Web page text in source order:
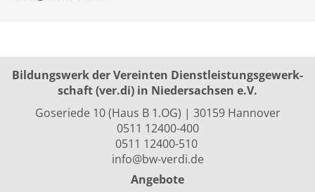
Bildungswerk der Vereinten Dienst­leis­tungs­ge­werk­
schaft (ver.di) in Niedersachsen e.V.
Goseriede 10 (Haus B 1.OG) | 30159 Hannover
0511 12400-400
0511 12400-510
info@bw-verdi.de
Angebote